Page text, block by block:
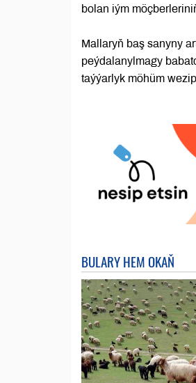
bolan iým
Mallaryň baş sanyny
peýdalanylmagy
taýýarlyk möhüm
BULARY HEM OKAŇ